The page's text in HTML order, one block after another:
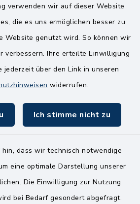
verwenden wir auf dieser Website
die es uns ermöglichen besser zu
Website genutzt wird. So können wir
verbessern. Ihre erteilte Einwilligung
jederzeit über den Link in unseren
widerrufen.
Ich stimme nicht zu
dass wir technisch notwendige
eine optimale Darstellung unserer
Die Einwilligung zur Nutzung
bei Bedarf gesondert abgefragt.
Kontakt